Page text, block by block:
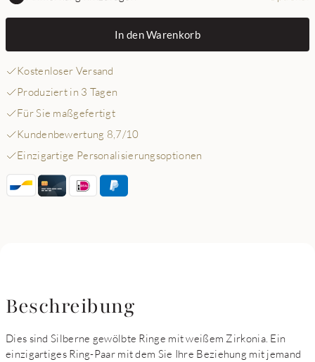
In den Warenkorb
Kostenloser Versand
Produziert in 3 Tagen
Für Sie maßgefertigt
Kundenbewertung 8,7/10
Einzigartige Personalisierungsoptionen
Beschreibung
Dies sind Silberne gewölbte Ringe mit weißem Zirkonia. Ein
einzigartiges Ring-Paar mit dem Sie Ihre Beziehung mit jemand